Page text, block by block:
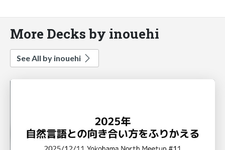
More Decks by inouehi
See All by inouehi